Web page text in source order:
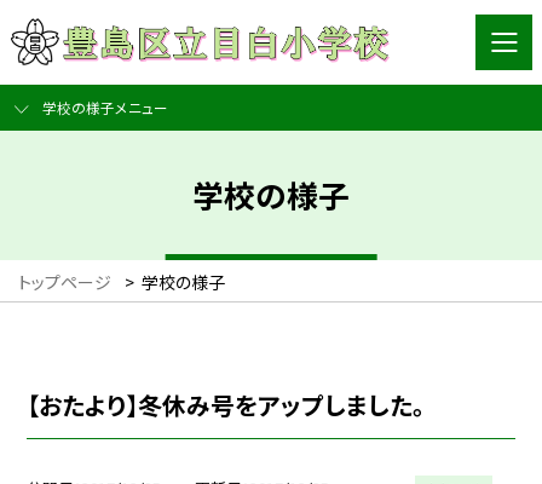
学校の様子メニュー
学校の様子
トップページ > 学校の様子
【おたより】冬休み号をアップしました。